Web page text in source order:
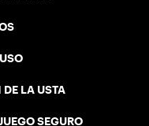
DE LA USTA
SEGURO